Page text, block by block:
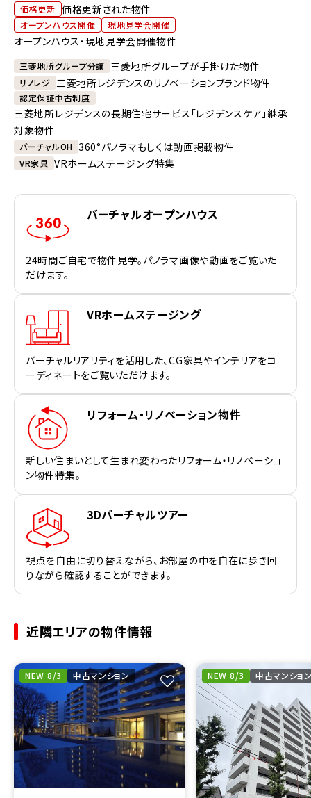
価格更新 価格更新された物件
オープンハウス開催 現地見学会開催
オープンハウス・現地見学会開催物件
三菱地所グループ分譲 三菱地所グループが手掛けた物件
リノレジ 三菱地所レジデンスのリノベーションブランド物件
認定保証中古制度
三菱地所レジデンスの長期住宅サービス「レジデンスケア」継承
対象物件
バーチャルOH 360°パノラマもしくは動画掲載物件
VR家具 VRホームステージング特集
バーチャルオープンハウス
24時間ご自宅で物件見学。パノラマ画像や動画をご覧いた
だけます。
VRホームステージング
バーチャルリアリティを活用した、CG家具やインテリアをコ
ーディネートをご覧いただけます。
リフォーム・リノベーション物件
新しい住まいとして生まれ変わったリフォーム・リノベーショ
ン物件特集。
3Dバーチャルツアー
視点を自由に切り替えながら、お部屋の中を自在に歩き回
りながら確認することができます。
近隣エリアの物件情報
NEW 8/3 中古マンション NEW 8/3 中古マンショ